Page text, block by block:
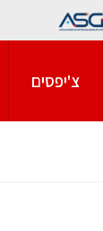
צ'יפסים